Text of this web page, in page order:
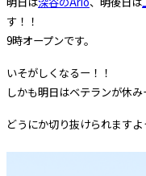
す！！
9時オープンです。
いそがしくなるー！！
しかも明日はベテランが休
どうにか切り抜けられます